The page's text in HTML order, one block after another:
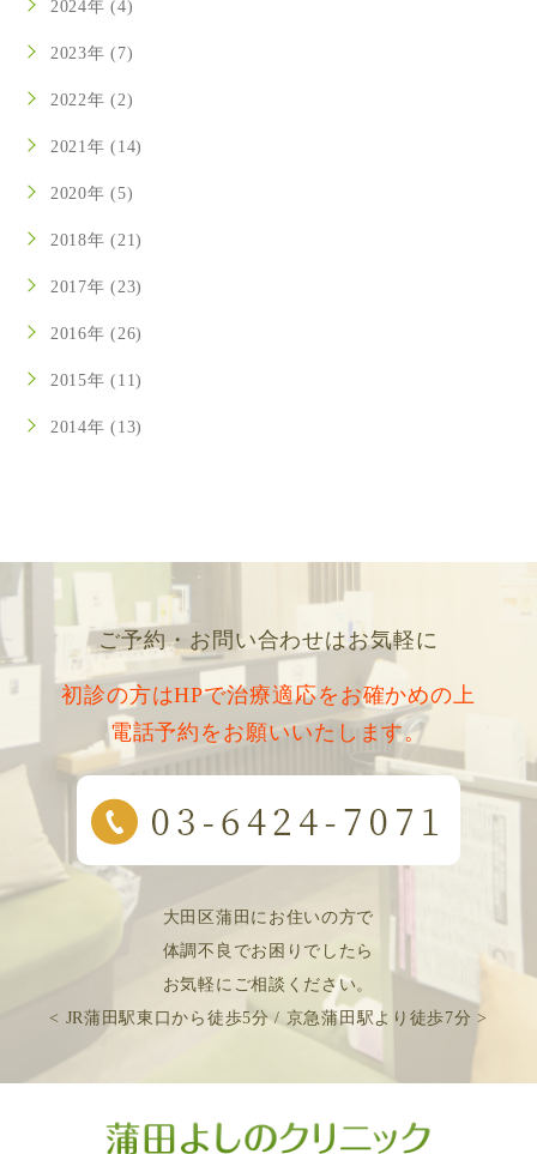
2024年 (4)
2023年 (7)
2022年 (2)
2021年 (14)
2020年 (5)
2018年 (21)
2017年 (23)
2016年 (26)
2015年 (11)
2014年 (13)
ご予約・お問い合わせはお気軽に
初診の方はHPで治療適応をお確かめの上
電話予約をお願いいたします。
大田区蒲田にお住いの方で
体調不良でお困りでしたら
お気軽にご相談ください。
< JR蒲田駅東口から徒歩5分 / 京急蒲田駅より徒歩7分 >